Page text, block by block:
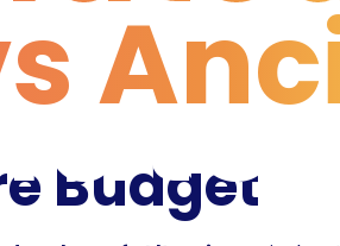
Budget